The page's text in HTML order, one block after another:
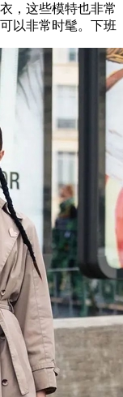
，这些模特也非常
以非常时髦。下班